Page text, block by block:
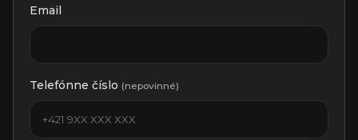
Email
Telefónne číslo (nepovinné)